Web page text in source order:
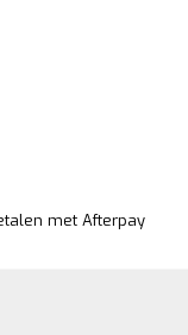
met Afterpay